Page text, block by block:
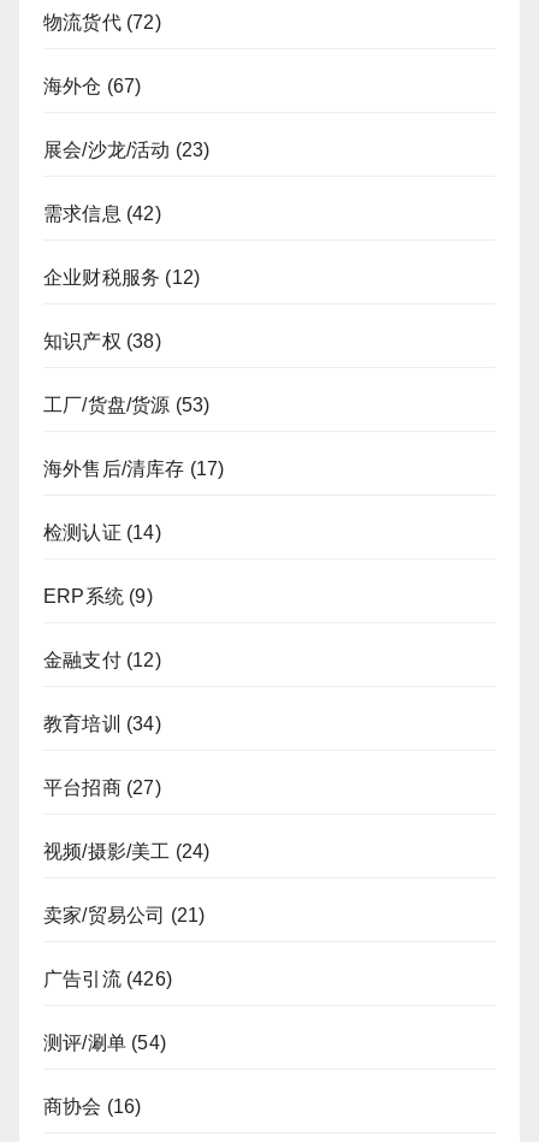
物流货代(72)
海外仓 (67)
展会/沙龙/活动 (23)
需求信息 (42)
企业财税服务 (12)
知识产权 (38)
工厂/货盘/货源 (53)
海外售后/清库存 (17)
检测认证 (14)
ERP系统 (9)
金融支付(12)
教育培训 (34)
平台招商(27)
视频/摄影/美工 (24)
卖家/贸易公司 (21)
广告引流(426)
测评/涮单 (54)
商协会 (16)